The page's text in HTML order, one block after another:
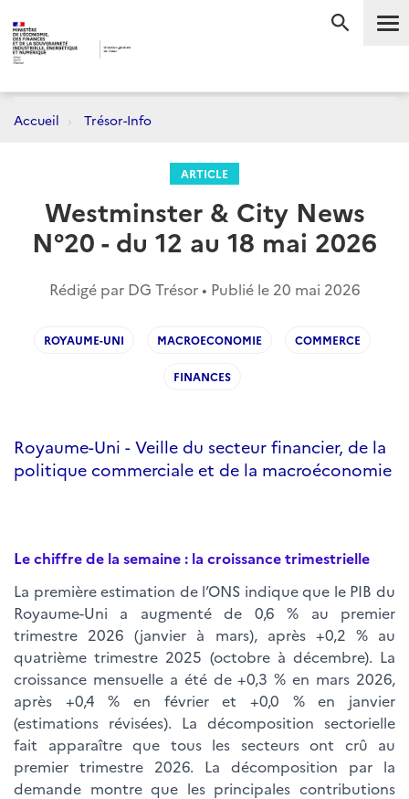
Accueil Trésor-Info
ARTICLE
Westminster & City News
N°20 - du 12 au 18 mai 2026
Rédigé par DG Trésor • Publié le 20 mai 2026
ROYAUME-UNI MACROECONOMIE COMMERCE
FINANCES
Royaume-Uni - Veille du secteur financier, de la
politique commerciale et de la macroéconomie
Le chiffre de la semaine : la croissance trimestrielle
La première estimation de l’ONS indique que le PIB du
Royaume-Uni a augmenté de 0,6 % au premier
trimestre 2026 (janvier à mars), après +0,2 % au
quatrième trimestre 2025 (octobre à décembre). La
croissance mensuelle a été de +0,3 % en mars 2026,
après +0,4 % en février et +0,0 % en janvier
(estimations révisées). La décomposition sectorielle
fait apparaître que tous les secteurs ont crû au
premier trimestre 2026. La décomposition par la
demande montre que les principales contributions